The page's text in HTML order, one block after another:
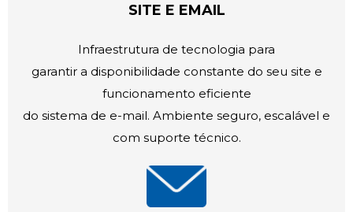
SITE E EMAIL
Infraestrutura de tecnologia para
garantir a disponibilidade constante do seu site e
funcionamento eficiente
do sistema de e-mail. Ambiente seguro, escalável e
com suporte técnico.